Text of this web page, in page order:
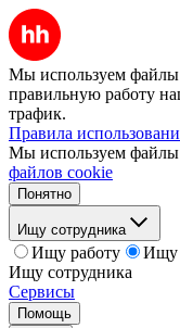
Мы используем файлы
правильную работу
трафик.
Правила
Мы используем файлы
файлов cookie
Понятно
Ищу сотрудника
Ищу работу
Ищу
Ищу сотрудника
Сервисы
Помощь